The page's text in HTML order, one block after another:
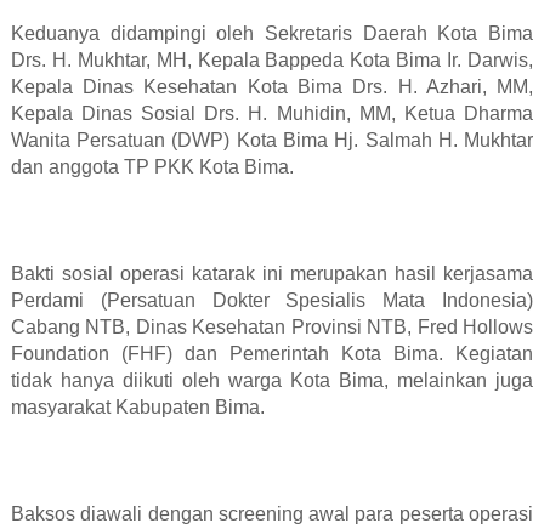
Keduanya didampingi oleh Sekretaris Daerah Kota Bima
Drs. H. Mukhtar, MH, Kepala Bappeda Kota Bima Ir. Darwis,
Kepala Dinas Kesehatan Kota Bima Drs. H. Azhari, MM,
Kepala Dinas Sosial Drs. H. Muhidin, MM, Ketua Dharma
Wanita Persatuan (DWP) Kota Bima Hj. Salmah H. Mukhtar
dan anggota TP PKK Kota Bima.
Bakti sosial operasi katarak ini merupakan hasil kerjasama
Perdami (Persatuan Dokter Spesialis Mata Indonesia)
Cabang NTB, Dinas Kesehatan Provinsi NTB, Fred Hollows
Foundation (FHF) dan Pemerintah Kota Bima. Kegiatan
tidak hanya diikuti oleh warga Kota Bima, melainkan juga
masyarakat Kabupaten Bima.
Baksos diawali dengan screening awal para peserta operasi